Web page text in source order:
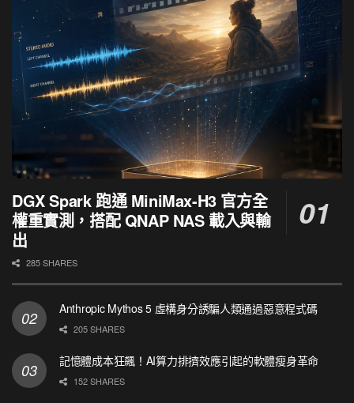
DGX Spark 跑通 MiniMax-H3 官方全
權重實測，搭配 QNAP NAS 載入與輸
出
285 SHARES
Anthropic Mythos 5 虛構身分誘騙人類通過惡意程式碼
205 SHARES
記憶體成本狂飆！AI算力排擠效應引起的軟體瘦身革命
152 SHARES